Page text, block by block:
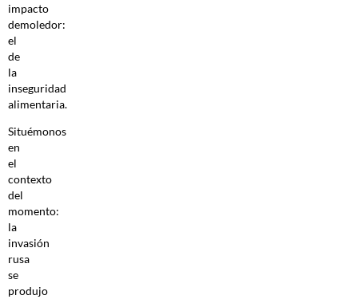
impacto
demoledor:
el
de
la
inseguridad
alimentaria.
Situémonos
en
el
contexto
del
momento:
la
invasión
rusa
se
produjo